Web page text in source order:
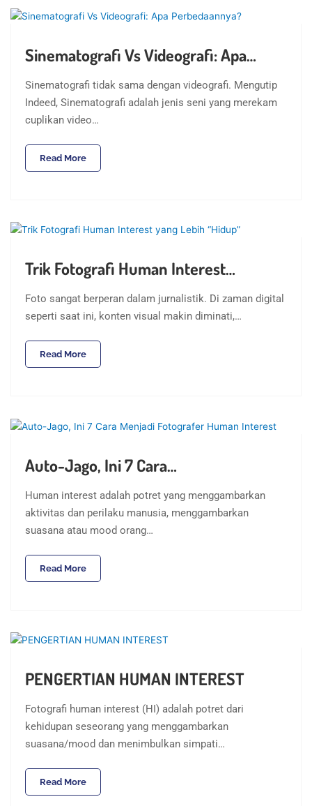
Sinematografi Vs Videografi: Apa…
Sinematografi tidak sama dengan videografi. Mengutip
Indeed, Sinematografi adalah jenis seni yang merekam
cuplikan video…
Read More
Trik Fotografi Human Interest…
Foto sangat berperan dalam jurnalistik. Di zaman digital
seperti saat ini, konten visual makin diminati,…
Read More
Auto-Jago, Ini 7 Cara…
Human interest adalah potret yang menggambarkan
aktivitas dan perilaku manusia, menggambarkan
suasana atau mood orang…
Read More
PENGERTIAN HUMAN INTEREST
Fotografi human interest (HI) adalah potret dari
kehidupan seseorang yang menggambarkan
suasana/mood dan menimbulkan simpati…
Read More